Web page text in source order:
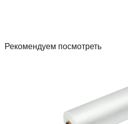
Рекомендуем посмотреть